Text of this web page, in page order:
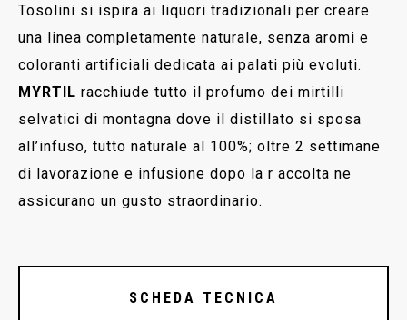
Tosolini si ispira ai liquori tradizionali per creare
una linea completamente naturale, senza aromi e
coloranti artificiali dedicata ai palati più evoluti.
MYRTIL racchiude tutto il profumo dei mirtilli
selvatici di montagna dove il distillato si sposa
all’infuso, tutto naturale al 100%; oltre 2 settimane
di lavorazione e infusione dopo la r accolta ne
assicurano un gusto straordinario.
SCHEDA TECNICA